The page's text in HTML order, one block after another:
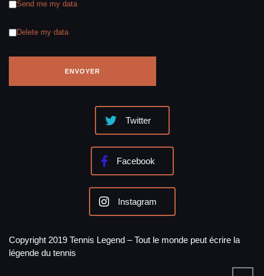
Send me my data
Delete my data
Twitter
Facebook
Instagram
Copyright 2019 Tennis Legend – Tout le monde peut écrire la
légende du tennis